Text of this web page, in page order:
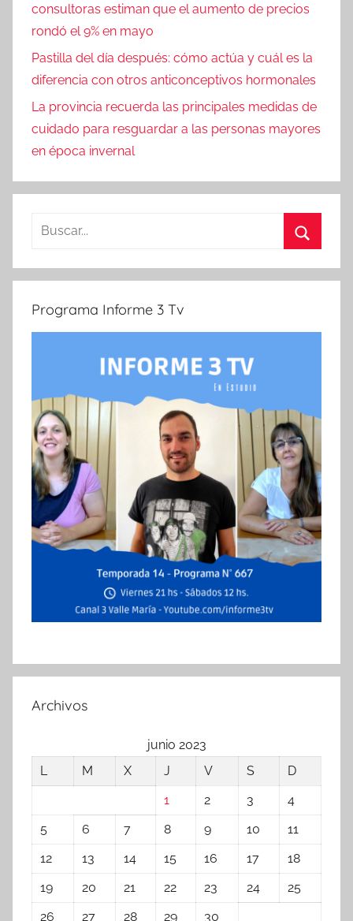
consultoras estiman que el aumento de precios
rondó el 9% en mayo
Pastilla del día después: cómo actúa y cuál es la
diferencia con otros anticonceptivos hormonales
La provincia recuerda las principales medidas de
cuidado para resguardar a las personas mayores
en época invernal
Buscar:
Programa Informe 3 Tv
Archivos
junio 2023
L
M X J V S
D
1
2 3
4
5
6 7 8 9 10
11
12
13 14 15 16 17
18
19
20 21 22 23 24
25
26
27 28 29 30